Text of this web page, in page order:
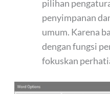
pilihan
penyimpanan
umum. Karena
dengan fungsi
fokuskan